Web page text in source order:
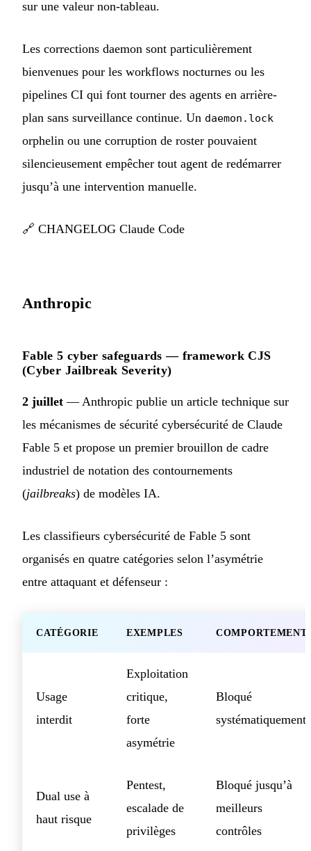
sur une valeur non-tableau.
Les corrections daemon sont particulièrement
bienvenues pour les workflows nocturnes ou les
pipelines CI qui font tourner des agents en arrière-
plan sans surveillance continue. Un daemon.lock
orphelin ou une corruption de roster pouvaient
silencieusement empêcher tout agent de redémarrer
jusqu’à une intervention manuelle.
🔗 CHANGELOG Claude Code
Anthropic
Fable 5 cyber safeguards — framework CJS
(Cyber Jailbreak Severity)
2 juillet — Anthropic publie un article technique sur
les mécanismes de sécurité cybersécurité de Claude
Fable 5 et propose un premier brouillon de cadre
industriel de notation des contournements
(jailbreaks) de modèles IA.
Les classifieurs cybersécurité de Fable 5 sont
organisés en quatre catégories selon l’asymétrie
entre attaquant et défenseur :
CATÉGORIE EXEMPLES COMPORTEMENT
Usage
interdit
Exploitation
critique,
forte
asymétrie
Bloqué
systématiquement
Dual use à
haut risque
Pentest,
escalade de
privilèges
Bloqué jusqu’à
meilleurs
contrôles